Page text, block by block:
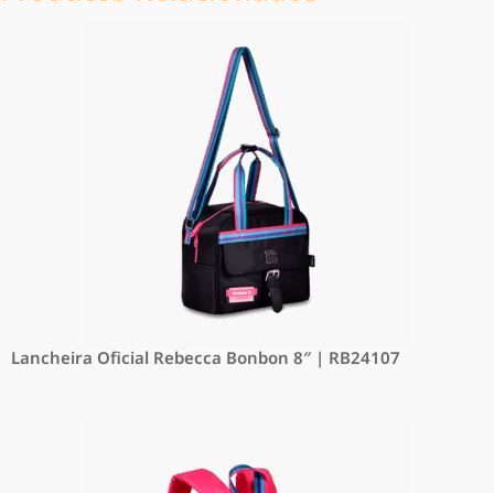
Lancheira Oficial Rebecca Bonbon 8″ | RB24107